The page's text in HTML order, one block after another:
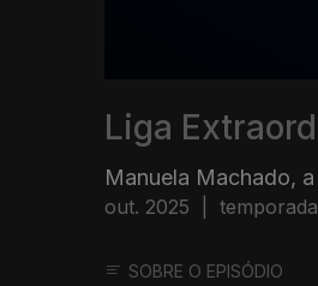
Liga
Manuela Machado,
out. 2025
SOBRE O EPISÓDIO